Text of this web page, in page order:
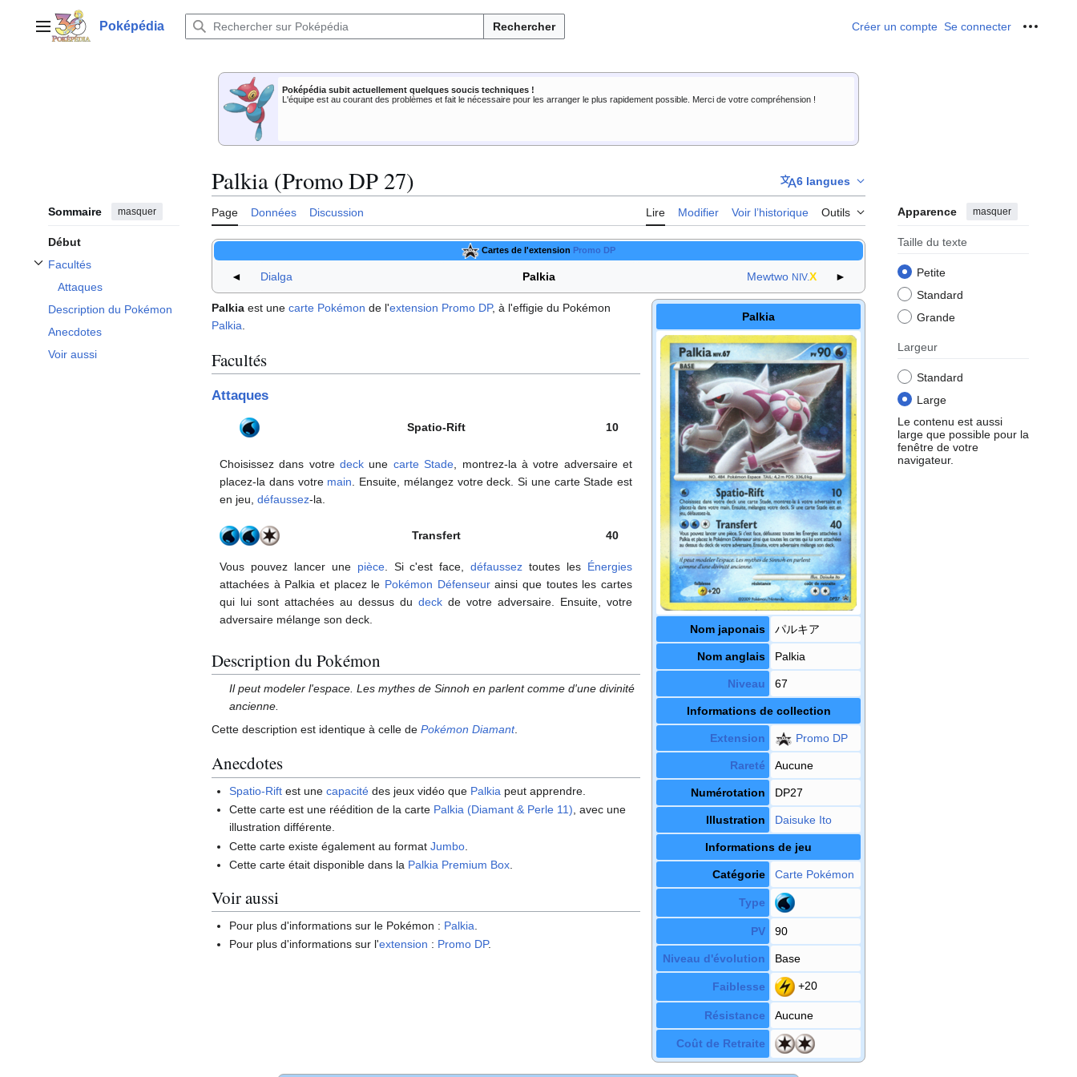
contenuMenu principalPoképédia Rechercher Créer un compte Se connecter Outils
Poképédia subit actuellement quelques soucis techniques !
L'équipe est au courant des problèmes et fait le nécessaire pour les arranger le plus rapidement possible. Merci de votre compréhension !
Sommaire masquer
Début
Facultés
Afficher / masquer la sous-section Facultés
Attaques
Description du Pokémon
Anecdotes
Voir aussi
Palkia (Promo DP 27) 6 langues
Page Données Discussion Lire Modifier Voir l’historique Outils Apparence masquer
Taille du texte
Petite
Standard
Grande
Largeur
Standard
Large
Le contenu est aussi
large que possible pour la
fenêtre de votre
navigateur.
Cartes de l'extension Promo DP
◄ Dialga Palkia Mewtwo NIV.X ►
Palkia
Nom japonais パルキア
Nom anglais Palkia
Niveau 67
Informations de collection
Extension Promo DP
Rareté Aucune
Numérotation DP27
Illustration Daisuke Ito
Informations de jeu
Catégorie Carte Pokémon
Type
PV 90
Niveau d'évolution Base
Faiblesse +20
Résistance Aucune
Coût de Retraite
Palkia est une carte Pokémon de l'extension Promo DP, à l'effigie du Pokémon
Palkia
Facultés
Attaques
Spatio-Rift 10
Choisissez dans votredeck une carte Stade , montrez-la à votre adversaire et
placez-la dans votre main . Ensuite, mélangez votre deck. Si une carte Stade est
en jeu, défaussez-la.
Transfert 40
Vous pouvez lancer une pièce. Si c'est face,défaussez toutes les Énergies
attachées à Palkia et placez le Pokémon Défenseurainsi que toutes les cartes
qui lui sont attachées au dessus du deck de votre adversaire. Ensuite, votre
adversaire mélange son deck.
Description du Pokémon
Il peut modeler l'espace. Les mythes de Sinnoh en parlent comme d'une divinité
ancienne.
Cette description est identique à celle de Pokémon Diamant.
Anecdotes
Spatio-Rift est unecapacité des jeux vidéo que Palkia peut apprendre.
Cette carte est une réédition de la carte Palkia (Diamant & Perle 11), avec une
illustration différente.
Cette carte existe également au formatJumbo
Cette carte était disponible dans la Palkia Premium Box
Voir aussi
Pour plus d'informations sur le Pokémon : Palkia
Pour plus d'informations sur l'extension : Promo DP.